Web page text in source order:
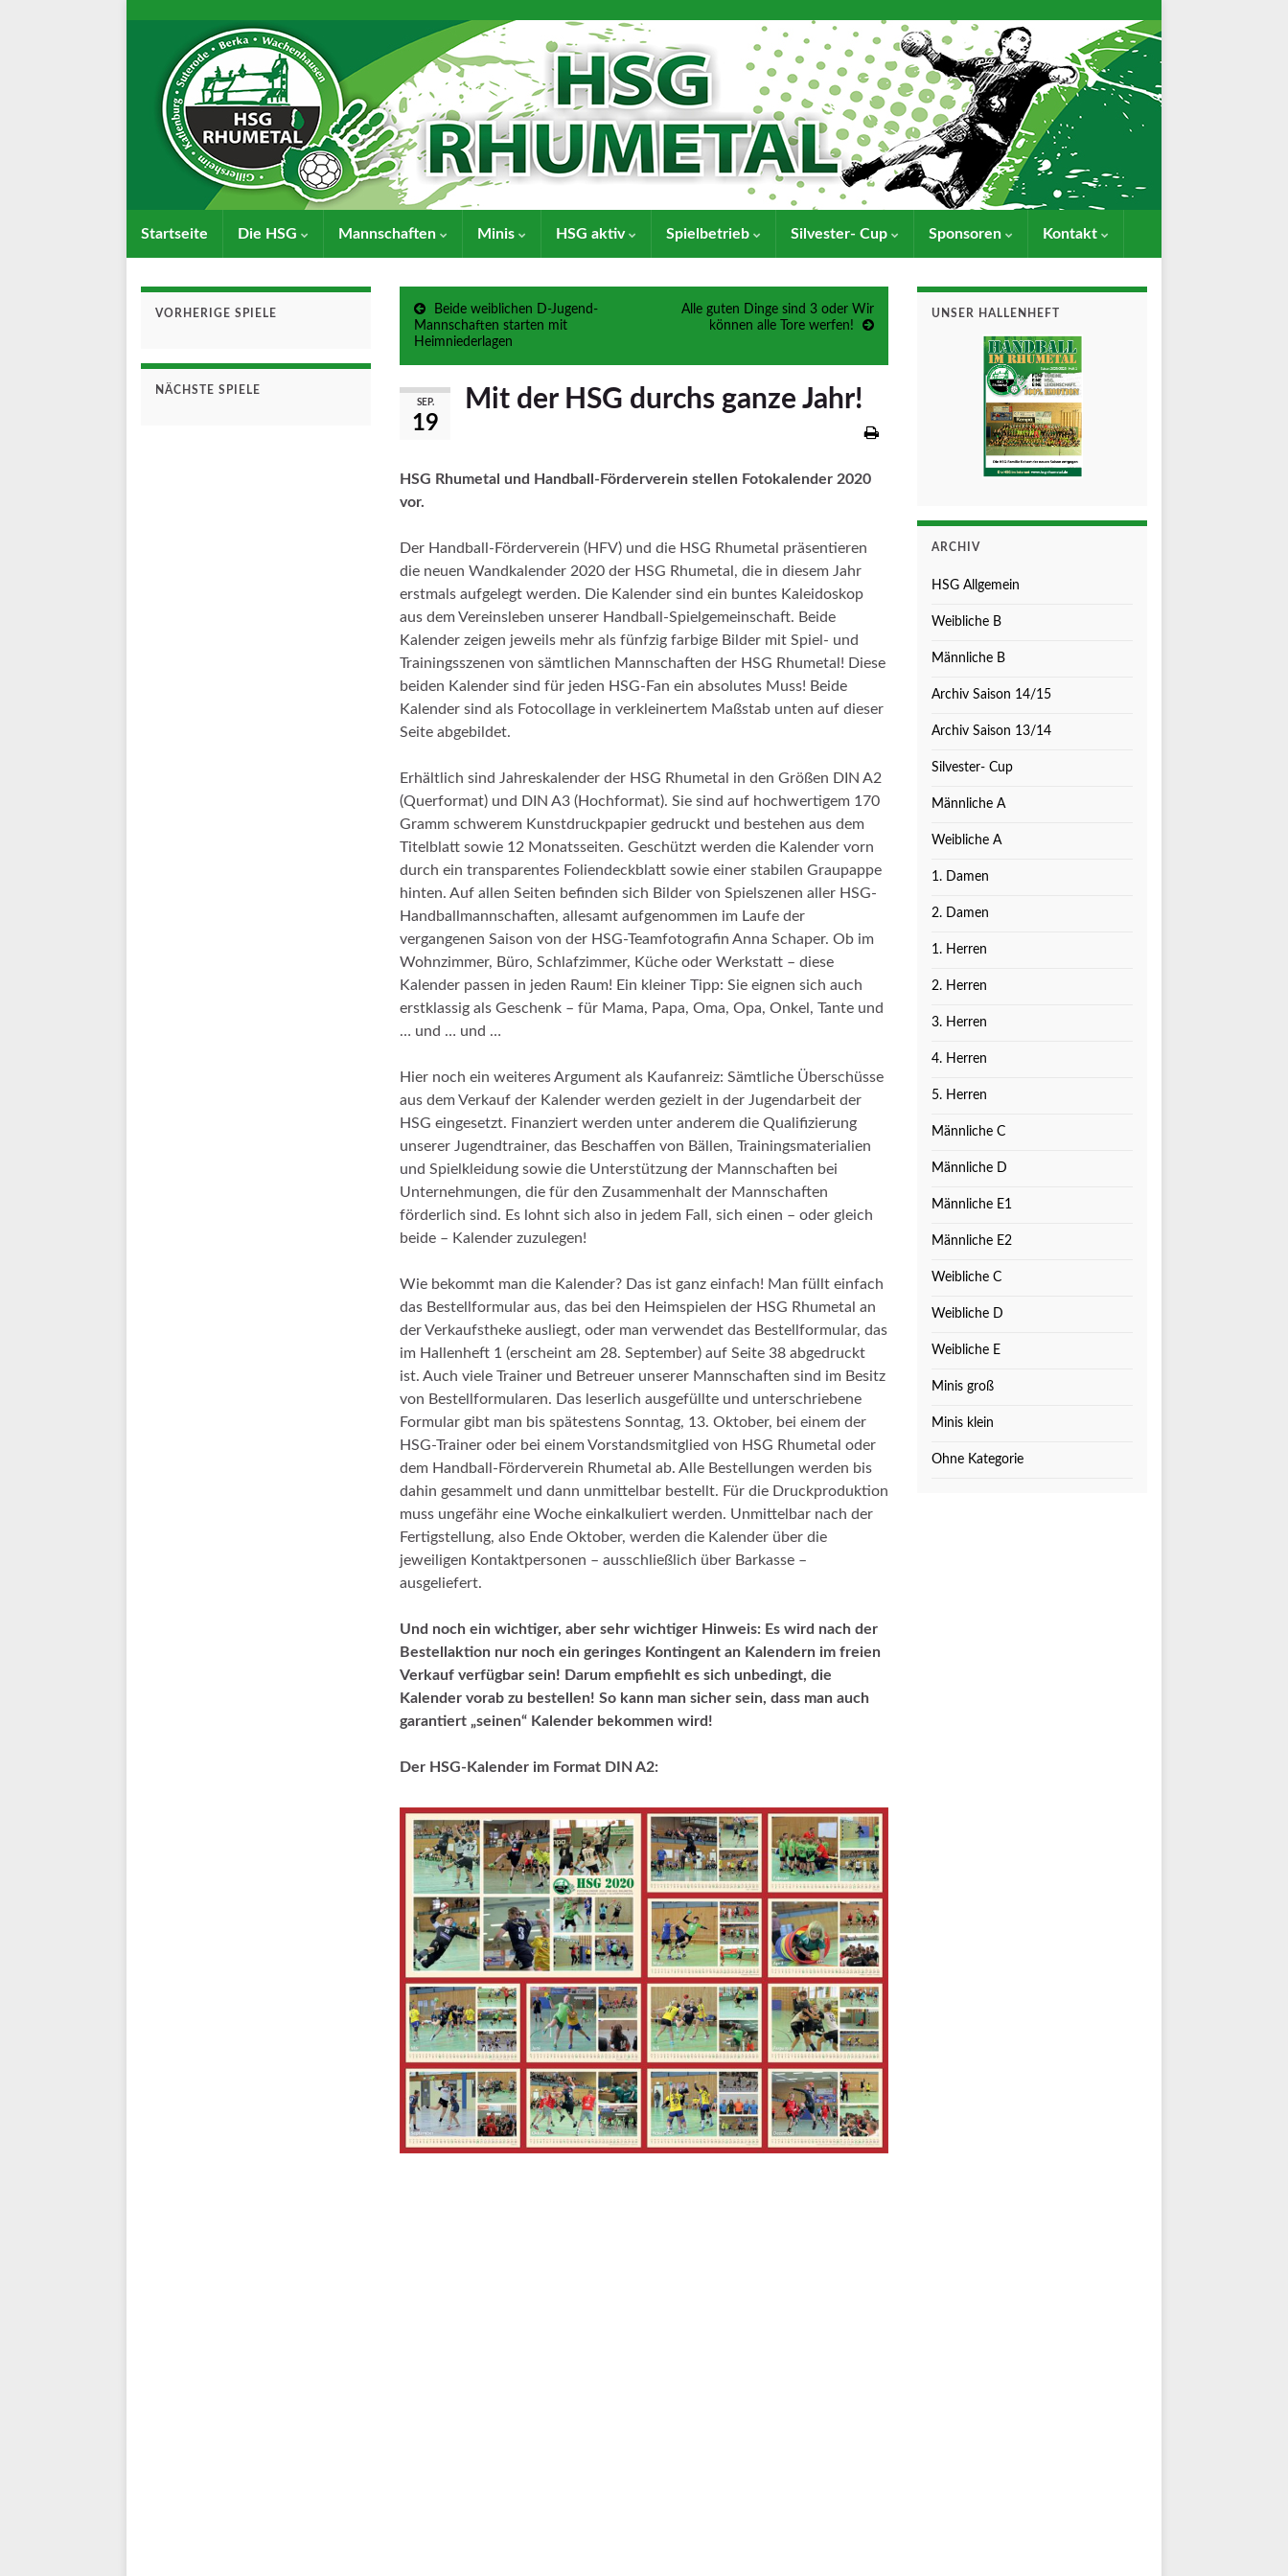
Startseite Die HSG Mannschaften Minis HSG aktiv Spielbetrieb Silvester- Cup Sponsoren Kontakt
Beide weiblichen D-Jugend-
Mannschaften starten mit
Heimniederlagen
Alle guten Dinge sind 3 oder Wir
können alle Tore werfen!
SEP.
19
Mit der HSG durchs ganze Jahr!
HSG Rhumetal und Handball-Förderverein stellen Fotokalender 2020
vor.
Der Handball-Förderverein (HFV) und die HSG Rhumetal präsentieren
die neuen Wandkalender 2020 der HSG Rhumetal, die in diesem Jahr
erstmals aufgelegt werden. Die Kalender sind ein buntes Kaleidoskop
aus dem Vereinsleben unserer Handball-Spielgemeinschaft. Beide
Kalender zeigen jeweils mehr als fünfzig farbige Bilder mit Spiel- und
Trainingsszenen von sämtlichen Mannschaften der HSG Rhumetal! Diese
beiden Kalender sind für jeden HSG-Fan ein absolutes Muss! Beide
Kalender sind als Fotocollage in verkleinertem Maßstab unten auf dieser
Seite abgebildet.
Erhältlich sind Jahreskalender der HSG Rhumetal in den Größen DIN A2
(Querformat) und DIN A3 (Hochformat). Sie sind auf hochwertigem 170
Gramm schwerem Kunstdruckpapier gedruckt und bestehen aus dem
Titelblatt sowie 12 Monatsseiten. Geschützt werden die Kalender vorn
durch ein transparentes Foliendeckblatt sowie einer stabilen Graupappe
hinten. Auf allen Seiten befinden sich Bilder von Spielszenen aller HSG-
Handballmannschaften, allesamt aufgenommen im Laufe der
vergangenen Saison von der HSG-Teamfotografin Anna Schaper. Ob im
Wohnzimmer, Büro, Schlafzimmer, Küche oder Werkstatt – diese
Kalender passen in jeden Raum! Ein kleiner Tipp: Sie eignen sich auch
erstklassig als Geschenk – für Mama, Papa, Oma, Opa, Onkel, Tante und
… und … und …
Hier noch ein weiteres Argument als Kaufanreiz: Sämtliche Überschüsse
aus dem Verkauf der Kalender werden gezielt in der Jugendarbeit der
HSG eingesetzt. Finanziert werden unter anderem die Qualifizierung
unserer Jugendtrainer, das Beschaffen von Bällen, Trainingsmaterialien
und Spielkleidung sowie die Unterstützung der Mannschaften bei
Unternehmungen, die für den Zusammenhalt der Mannschaften
förderlich sind. Es lohnt sich also in jedem Fall, sich einen – oder gleich
beide – Kalender zuzulegen!
Wie bekommt man die Kalender? Das ist ganz einfach! Man füllt einfach
das Bestellformular aus, das bei den Heimspielen der HSG Rhumetal an
der Verkaufstheke ausliegt, oder man verwendet das Bestellformular, das
im Hallenheft 1 (erscheint am 28. September) auf Seite 38 abgedruckt
ist. Auch viele Trainer und Betreuer unserer Mannschaften sind im Besitz
von Bestellformularen. Das leserlich ausgefüllte und unterschriebene
Formular gibt man bis spätestens Sonntag, 13. Oktober, bei einem der
HSG-Trainer oder bei einem Vorstandsmitglied von HSG Rhumetal oder
dem Handball-Förderverein Rhumetal ab. Alle Bestellungen werden bis
dahin gesammelt und dann unmittelbar bestellt. Für die Druckproduktion
muss ungefähr eine Woche einkalkuliert werden. Unmittelbar nach der
Fertigstellung, also Ende Oktober, werden die Kalender über die
jeweiligen Kontaktpersonen – ausschließlich über Barkasse –
ausgeliefert.
Und noch ein wichtiger, aber sehr wichtiger Hinweis: Es wird nach der
Bestellaktion nur noch ein geringes Kontingent an Kalendern im freien
Verkauf verfügbar sein! Darum empfiehlt es sich unbedingt, die
Kalender vorab zu bestellen! So kann man sicher sein, dass man auch
garantiert „seinen“ Kalender bekommen wird!
Der HSG-Kalender im Format DIN A2:
VORHERIGE SPIELE
NÄCHSTE SPIELE
UNSER HALLENHEFT
ARCHIV
HSG Allgemein
Weibliche B
Männliche B
Archiv Saison 14/15
Archiv Saison 13/14
Silvester- Cup
Männliche A
Weibliche A
1. Damen
2. Damen
1. Herren
2. Herren
3. Herren
4. Herren
5. Herren
Männliche C
Männliche D
Männliche E1
Männliche E2
Weibliche C
Weibliche D
Weibliche E
Minis groß
Minis klein
Ohne Kategorie